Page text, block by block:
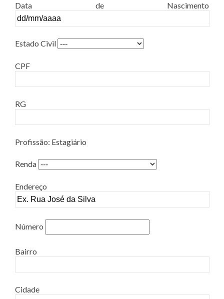
Data de Nascimento
Estado Civil
CPF
RG
Profissão: Estagiário
Renda
Endereço
Número
Bairro
Cidade